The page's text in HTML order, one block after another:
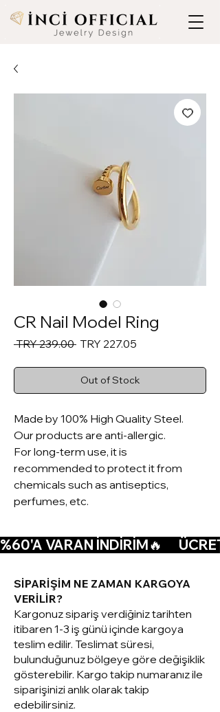
CR Nail Model Ring
TRY 239.00 Regular
TRY 227.05
Out of Stock
Made by 100% High Quality Steel.
Our products are anti-allergic.
For long-term use, it is
recommended to protect it from
chemicals such as antiseptics,
perfumes, etc.
%60'A VARAN İNDİRİM🔥
SİPARİŞİM NE ZAMAN KARGOYA
VERİLİR?
Kargonuz sipariş verdiğiniz tarihten
itibaren 1-3 iş günü içinde kargoya
teslim edilir. Teslimat süresi,
bulunduğunuz bölgeye göre değişiklik
gösterebilir. Kargo takip numaranız ile
siparişinizi anlık olarak takip
edebilirsiniz.